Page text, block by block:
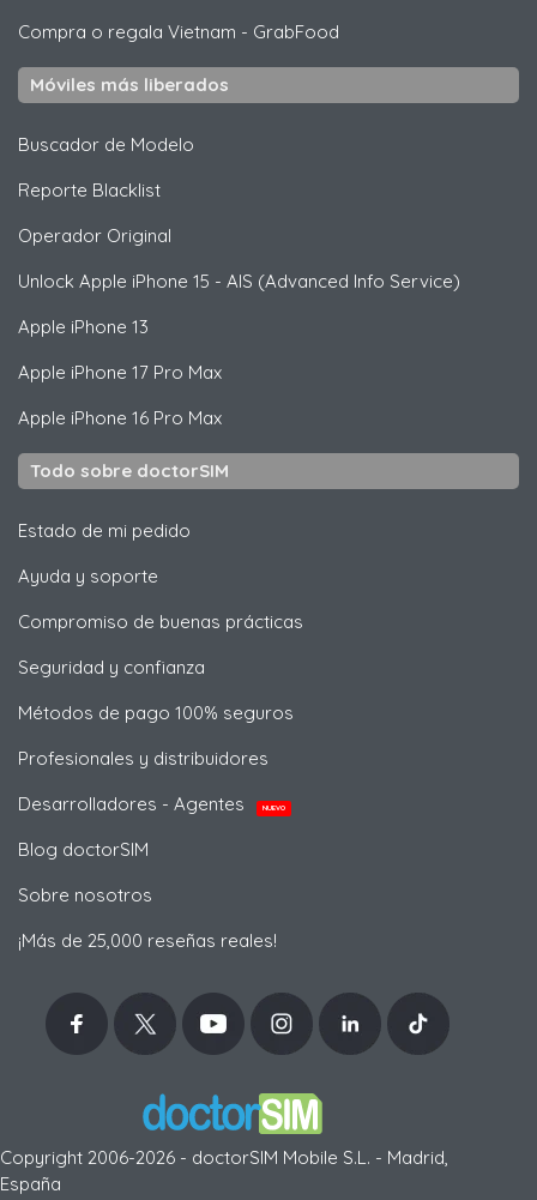
Compra o regala Vietnam - GrabFood
Móviles más liberados
Buscador de Modelo
Reporte Blacklist
Operador Original
Unlock Apple iPhone 15 - AIS (Advanced Info Service)
Apple iPhone 13
Apple iPhone 17 Pro Max
Apple iPhone 16 Pro Max
Todo sobre doctorSIM
Estado de mi pedido
Ayuda y soporte
Compromiso de buenas prácticas
Seguridad y confianza
Métodos de pago 100% seguros
Profesionales y distribuidores
Desarrolladores - Agentes
NUEVO
Blog doctorSIM
Sobre nosotros
¡Más de 25,000 reseñas reales!
Copyright 2006-2026 - doctorSIM Mobile S.L. - Madrid,
España